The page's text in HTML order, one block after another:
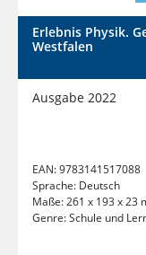
Erlebnis Physik.
Westfalen
Ausgabe 2022
EAN:9783141517088
Sprache: Deutsch
Maße:261 x 193 x 23
Genre:Schule und